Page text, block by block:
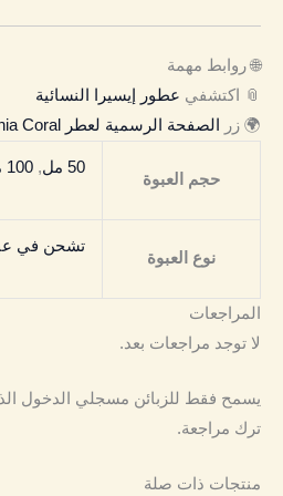
🌐 روابط مهمة
📎 اكتشفي عطور إيسيرا النسائية
🌍 زر
الصفحة الرسمية لعطر Omnia Coral
حجم العبوة
50 مل , 100 مل
نوع العبوة
تشحن في
المراجعات
لا توجد مراجعات بعد.
يسمح فقط للزبائن مسجلي الدخول
ترك مراجعة.
منتجات ذات صلة